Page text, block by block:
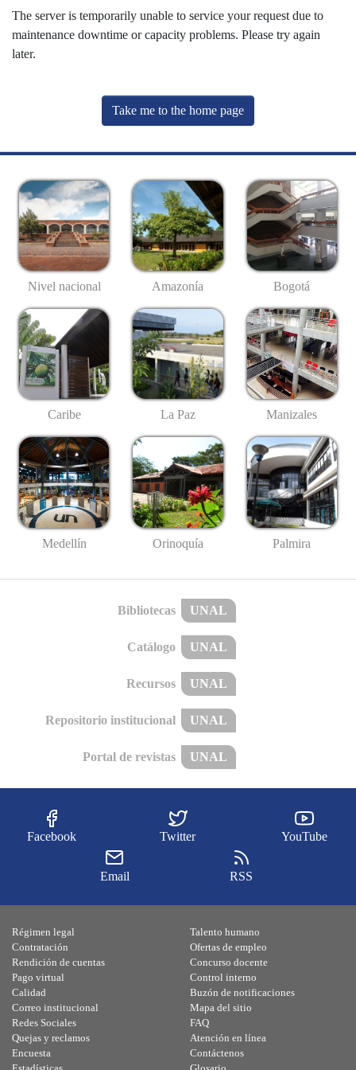
The server is temporarily unable to service your request due to
maintenance downtime or capacity problems. Please try again
later.
Take me to the home page
Nivel nacional Amazonía Bogotá
Caribe La Paz Manizales
Medellín Orinoquía Palmira
Bibliotecas UNAL
Catálogo UNAL
Recursos UNAL
Repositorio institucional UNAL
Portal de revistas UNAL
Facebook Twitter YouTube
Email RSS
Régimen legal
Contratación
Rendición de cuentas
Pago virtual
Calidad
Talento humano
Ofertas de empleo
Concurso docente
Control interno
Buzón de notificaciones
Correo institucional
Redes Sociales
Quejas y reclamos
Encuesta
Mapa del sitio
FAQ
Atención en línea
Contáctenos